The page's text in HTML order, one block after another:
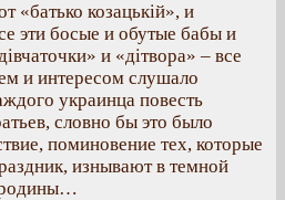
«батько козацькій», и
эти босые и обутые бабы и
и «дітвора» – все
и интересом слушало
украинца повесть
словно бы это было
поминовение тех, которые
изнывают в темной
родины…